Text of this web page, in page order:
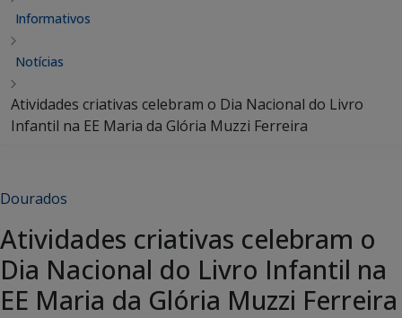
Informativos
Notícias
Atividades criativas celebram o Dia Nacional do Livro
Infantil na EE Maria da Glória Muzzi Ferreira
Dourados
Atividades criativas celebram o
Dia Nacional do Livro Infantil na
EE Maria da Glória Muzzi Ferreira